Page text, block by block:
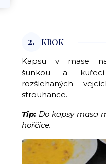
2. KROK
Kapsu v mase
šunkou a
rozšlehaných
strouhance.
Tip: Do kapsy masa
hořčice.